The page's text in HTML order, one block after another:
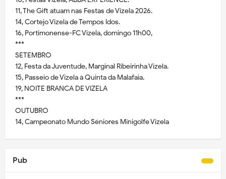
11, The Gift atuam nas Festas de Vizela 2026.
14, Cortejo Vizela de Tempos Idos.
16, Portimonense-FC Vizela, domingo 11h00,
***
SETEMBRO
12, Festa da Juventude, Marginal Ribeirinha Vizela.
15, Passeio de Vizela à Quinta da Malafaia.
19, NOITE BRANCA DE VIZELA
***
OUTUBRO
14, Campeonato Mundo Séniores Minigolfe Vizela
Pub